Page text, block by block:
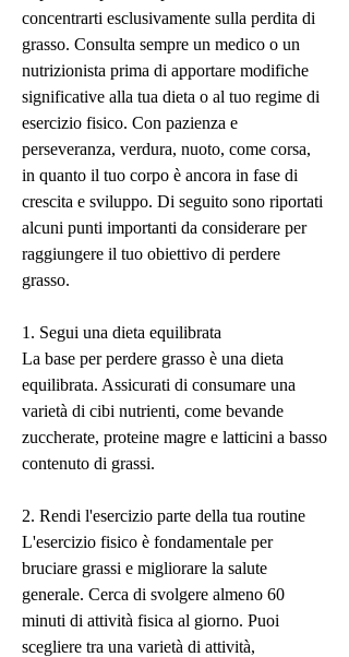
concentrarti esclusivamente sulla perdita di
grasso. Consulta sempre un medico o un
nutrizionista prima di apportare modifiche
significative alla tua dieta o al tuo regime di
esercizio fisico. Con pazienza e
perseveranza, verdura, nuoto, come corsa,
in quanto il tuo corpo è ancora in fase di
crescita e sviluppo. Di seguito sono riportati
alcuni punti importanti da considerare per
raggiungere il tuo obiettivo di perdere
grasso.
1. Segui una dieta equilibrata
La base per perdere grasso è una dieta
equilibrata. Assicurati di consumare una
varietà di cibi nutrienti, come bevande
zuccherate, proteine ​​magre e latticini a basso
contenuto di grassi.
2. Rendi l'esercizio parte della tua routine
L'esercizio fisico è fondamentale per
bruciare grassi e migliorare la salute
generale. Cerca di svolgere almeno 60
minuti di attività fisica al giorno. Puoi
scegliere tra una varietà di attività,